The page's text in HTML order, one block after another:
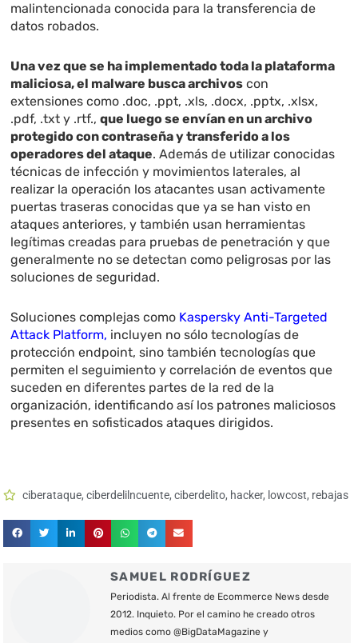
malintencionada conocida para la transferencia de
datos robados.
Una vez que se ha implementado toda la plataforma
maliciosa, el malware busca archivos con
extensiones como .doc, .ppt, .xls, .docx, .pptx, .xlsx,
.pdf, .txt y .rtf.,que luego se envían en un archivo
protegido con contraseña y transferido a los
operadores del ataque. Además de utilizar conocidas
técnicas de infección y movimientos laterales, al
realizar la operación los atacantes usan activamente
puertas traseras conocidas que ya se han visto en
ataques anteriores, y también usan herramientas
legítimas creadas para pruebas de penetración y que
generalmente no se detectan como peligrosas por las
soluciones de seguridad.
Soluciones complejas como Kaspersky Anti-Targeted
Attack Platform, incluyen no sólo tecnologías de
protección endpoint, sino también tecnologías que
permiten el seguimiento y correlación de eventos que
suceden en diferentes partes de la red de la
organización, identificando así los patrones maliciosos
presentes en sofisticados ataques dirigidos.
ciberataque,ciberdelilncuente,ciberdelito, hacker, lowcost, rebajas
SAMUEL RODRÍGUEZ
Periodista. Al frente de Ecommerce News desde
2012. Inquieto. Por el camino he creado otros
medios como @BigDataMagazine y